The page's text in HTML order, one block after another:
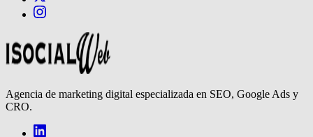
Agencia de marketing digital especializada en SEO, Google Ads y
CRO.